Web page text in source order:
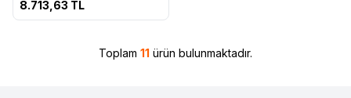
8.713,63 TL
Toplam 11 ürün bulunmaktadır.